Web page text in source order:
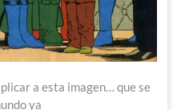
a esta imagen… que se
ya